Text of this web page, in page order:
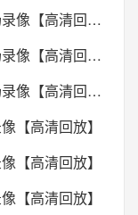
2026年06月09日 马刺VS尼克斯_全场录像【高清回放】
2026年06月06日 尼克斯VS马刺_全场录像【高清回放】
2026年06月04日 尼克斯VS马刺_全场录像【高清回放】
【高清回放】
【高清回放】
【高清回放】